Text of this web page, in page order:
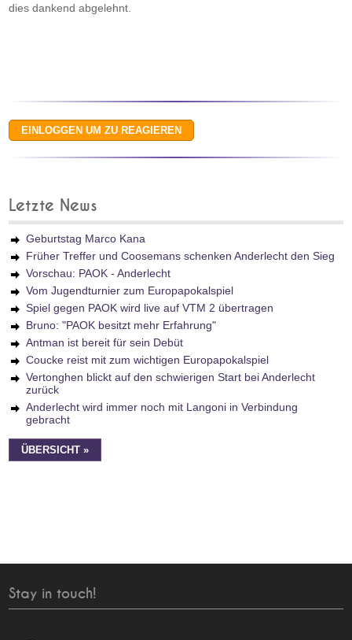
dies dankend abgelehnt.
Letzte News
Geburtstag Marco Kana
Früher Treffer und Coosemans schenken Anderlecht den Sieg
Vorschau: PAOK - Anderlecht
Vom Jugendturnier zum Europapokalspiel
Spiel gegen PAOK wird live auf VTM 2 übertragen
Bruno: "PAOK besitzt mehr Erfahrung"
Antman ist bereit für sein Debüt
Coucke reist mit zum wichtigen Europapokalspiel
Vertonghen blickt auf den schwierigen Start bei Anderlecht
zurück
Anderlecht wird immer noch mit Langoni in Verbindung
gebracht
ÜBERSICHT »
Stay in touch!